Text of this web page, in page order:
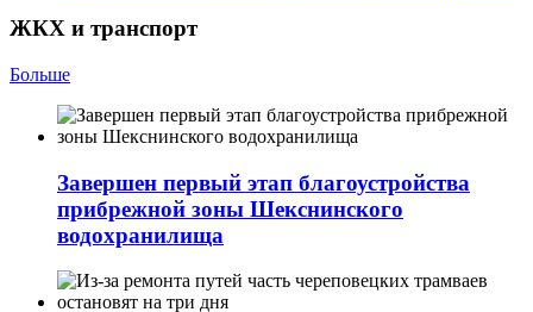
ЖКХ и транспорт
Больше
Завершен первый этап благоустройства
прибрежной зоны Шекснинского
водохранилища